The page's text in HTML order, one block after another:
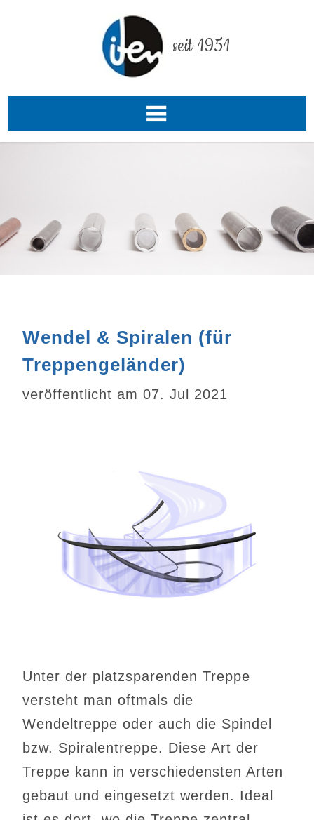
seit 1951
Wendel & Spiralen (für
Treppengeländer)
veröffentlicht am 07. Jul 2021
Unter der platzsparenden Treppe
versteht man oftmals die
Wendeltreppe oder auch die Spindel
bzw. Spiralentreppe. Diese Art der
Treppe kann in verschiedensten Arten
gebaut und eingesetzt werden. Ideal